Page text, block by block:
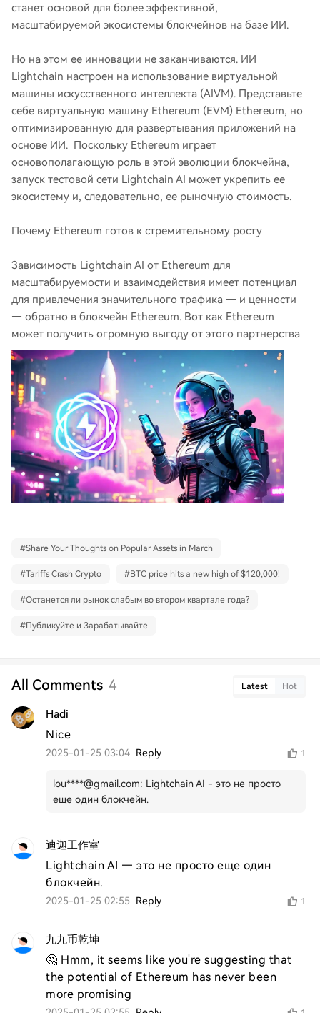
станет основой для более эффективной,
масштабируемой экосистемы блокчейнов на базе ИИ.
Но на этом ее инновации не заканчиваются. ИИ
Lightchain настроен на использование виртуальной
машины искусственного интеллекта (AIVM). Представьте
себе виртуальную машину Ethereum (EVM) Ethereum, но
оптимизированную для развертывания приложений на
основе ИИ. Поскольку Ethereum играет
основополагающую роль в этой эволюции блокчейна,
запуск тестовой сети Lightchain AI может укрепить ее
экосистему и, следовательно, ее рыночную стоимость.
Почему Ethereum готов к стремительному росту
Зависимость Lightchain AI от Ethereum для
масштабируемости и взаимодействия имеет потенциал
для привлечения значительного трафика — и ценности
— обратно в блокчейн Ethereum. Вот как Ethereum
может получить огромную выгоду от этого партнерства
#Share Your Thoughts on Popular Assets in March
#Tariffs Crash Crypto #BTC price hits a new high of $120,000!
#Останется ли рынок слабым во втором квартале года?
#Публикуйте и Зарабатывайте
All Comments 4 Latest Hot
Hadi
Nice
2025-01-25 03:04 Reply 1
lou****@gmail.com: Lightchain AI - это не просто
еще один блокчейн.
迪迦工作室
Lightchain AI — это не просто еще один
блокчейн.
2025-01-25 02:55 Reply 1
九九币乾坤
🤔 Hmm, it seems like you're suggesting that
the potential of Ethereum has never been
more promising